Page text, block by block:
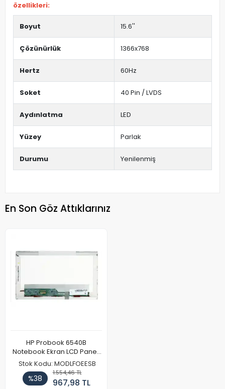
özellikleri:
Boyut 15.6''
Çözünürlük 1366x768
Hertz 60Hz
Soket 40 Pin / LVDS
Aydınlatma LED
Yüzey Parlak
Durumu Yenilenmiş
En Son Göz Attıklarınız
HP Probook 6540B
Notebook Ekran LCD Paneli
(Ref)
Stok Kodu: MODLFOEESB
%38
1.554,46 TL
967,98 TL